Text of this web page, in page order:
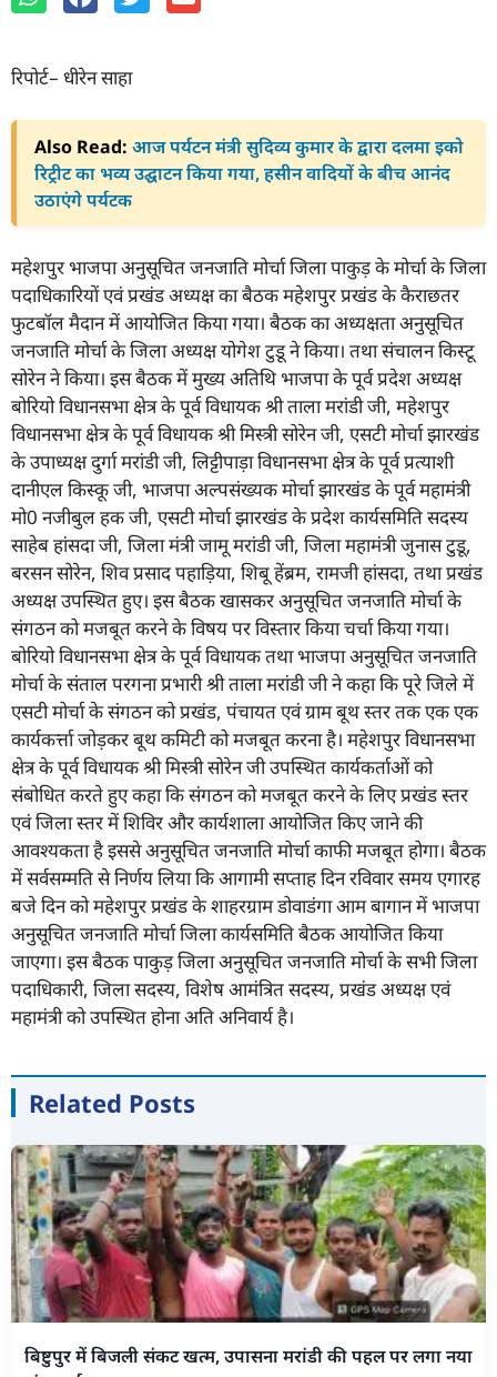
रिपोर्ट– धीरेन साहा
Also Read: आज पर्यटन मंत्री सुदिव्य कुमार के द्वारा दलमा इको
रिट्रीट का भव्य उद्घाटन किया गया, हसीन वादियों के बीच आनंद
उठाएंगे पर्यटक
महेशपुर भाजपा अनुसूचित जनजाति मोर्चा जिला पाकुड़ के मोर्चा के जिला
पदाधिकारियों एवं प्रखंड अध्यक्ष का बैठक महेशपुर प्रखंड के कैराछतर
फुटबॉल मैदान में आयोजित किया गया। बैठक का अध्यक्षता अनुसूचित
जनजाति मोर्चा के जिला अध्यक्ष योगेश टुडू ने किया। तथा संचालन किस्टू
सोरेन ने किया। इस बैठक में मुख्य अतिथि भाजपा के पूर्व प्रदेश अध्यक्ष
बोरियो विधानसभा क्षेत्र के पूर्व विधायक श्री ताला मरांडी जी, महेशपुर
विधानसभा क्षेत्र के पूर्व विधायक श्री मिस्त्री सोरेन जी, एसटी मोर्चा झारखंड
के उपाध्यक्ष दुर्गा मरांडी जी, लिट्टीपाड़ा विधानसभा क्षेत्र के पूर्व प्रत्याशी
दानीएल किस्कू जी, भाजपा अल्पसंख्यक मोर्चा झारखंड के पूर्व महामंत्री
मो0 नजीबुल हक जी, एसटी मोर्चा झारखंड के प्रदेश कार्यसमिति सदस्य
साहेब हांसदा जी, जिला मंत्री जामू मरांडी जी, जिला महामंत्री जुनास टुडू,
बरसन सोरेन, शिव प्रसाद पहाड़िया, शिबू हेंब्रम, रामजी हांसदा, तथा प्रखंड
अध्यक्ष उपस्थित हुए। इस बैठक खासकर अनुसूचित जनजाति मोर्चा के
संगठन को मजबूत करने के विषय पर विस्तार किया चर्चा किया गया।
बोरियो विधानसभा क्षेत्र के पूर्व विधायक तथा भाजपा अनुसूचित जनजाति
मोर्चा के संताल परगना प्रभारी श्री ताला मरांडी जी ने कहा कि पूरे जिले में
एसटी मोर्चा के संगठन को प्रखंड, पंचायत एवं ग्राम बूथ स्तर तक एक एक
कार्यकर्त्ता जोड़कर बूथ कमिटी को मजबूत करना है। महेशपुर विधानसभा
क्षेत्र के पूर्व विधायक श्री मिस्त्री सोरेन जी उपस्थित कार्यकर्ताओं को
संबोधित करते हुए कहा कि संगठन को मजबूत करने के लिए प्रखंड स्तर
एवं जिला स्तर में शिविर और कार्यशाला आयोजित किए जाने की
आवश्यकता है इससे अनुसूचित जनजाति मोर्चा काफी मजबूत होगा। बैठक
में सर्वसम्मति से निर्णय लिया कि आगामी सप्ताह दिन रविवार समय एगारह
बजे दिन को महेशपुर प्रखंड के शाहरग्राम डोवाडंगा आम बागान में भाजपा
अनुसूचित जनजाति मोर्चा जिला कार्यसमिति बैठक आयोजित किया
जाएगा। इस बैठक पाकुड़ जिला अनुसूचित जनजाति मोर्चा के सभी जिला
पदाधिकारी, जिला सदस्य, विशेष आमंत्रित सदस्य, प्रखंड अध्यक्ष एवं
महामंत्री को उपस्थित होना अति अनिवार्य है।
Related Posts
बिष्टुपुर में बिजली संकट खत्म, उपासना मरांडी की पहल पर लगा नया